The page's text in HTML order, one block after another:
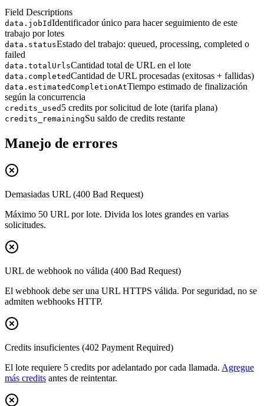
Field Descriptions
data.jobIdIdentificador único para hacer seguimiento de este
trabajo por lotes
data.statusEstado del trabajo: queued, processing, completed o
failed
data.totalUrlsCantidad total de URL en el lote
data.completedCantidad de URL procesadas (exitosas + fallidas)
data.estimatedCompletionAtTiempo estimado de finalización
según la concurrencia
credits_used 5 credits por solicitud de lote (tarifa plana)
credits_remainingSu saldo de credits restante
Manejo de errores
Demasiadas URL (400 Bad Request)
Máximo 50 URL por lote. Divida los lotes grandes en varias
solicitudes.
URL de webhook no válida (400 Bad Request)
El webhook debe ser una URL HTTPS válida. Por seguridad, no se
admiten webhooks HTTP.
Credits insuficientes (402 Payment Required)
El lote requiere 5 credits por adelantado por cada llamada. Agregue
más credits antes de reintentar.